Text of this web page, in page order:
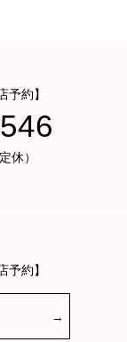
予約】
休）
予約】